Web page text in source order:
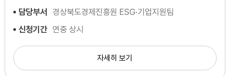
담당부서
경상북도경제진흥원 ESG·기업지원팀
신청기간 연중 상시
자세히 보기